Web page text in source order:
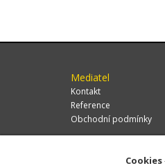
Mediatel
Kontakt
Reference
Obchodní podmínky
Cookies